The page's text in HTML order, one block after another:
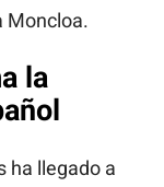
Moncloa.
la
ha llegado a